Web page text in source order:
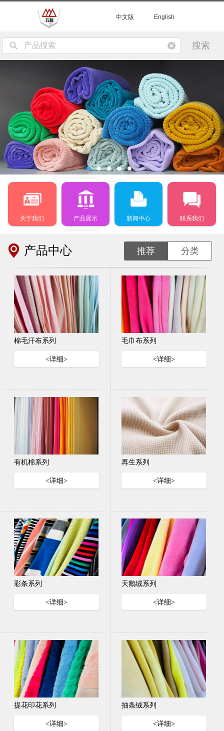
中文版 English
关于我们 产品展示 新闻中心 联系我们
产品中心 推荐 分类
棉毛汗布系列
<详细>
毛巾布系列
<详细>
有机棉系列
<详细>
再生系列
<详细>
彩条系列
<详细>
天鹅绒系列
<详细>
提花印花系列
<详细>
抽条绒系列
<详细>